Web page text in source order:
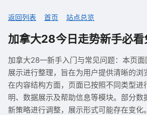
返回列表 首页 站点总览
加拿大28今日走势新手必看
加拿大28—新手入门与常见问题：本页面
展示进行整理，旨在为用户提供清晰的浏
在内容结构方面，页面已按照不同类型进
明、数据展示及帮助信息等模块。部分数
新策略进行调整，展示形式可能存在变化